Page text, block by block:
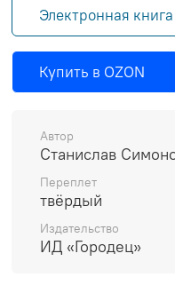
Электронная книга
Купить в OZON
Автор
Станислав
Переплет
твёрдый
Издательство
ИД «Городец»